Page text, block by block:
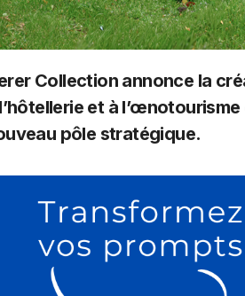
Collection annonce la
et à
pôle stratégique.